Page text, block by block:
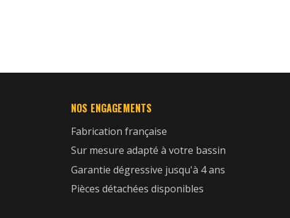
NOS ENGAGEMENTS
Fabrication française
Sur mesure adapté à votre bassin
Garantie dégressive jusqu'à 4 ans
Pièces détachées disponibles